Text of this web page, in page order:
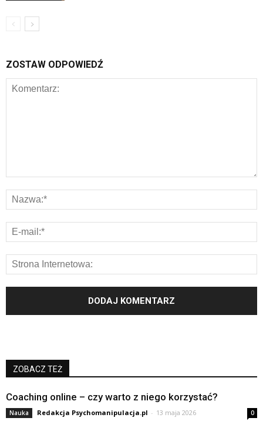
ZOSTAW ODPOWIEDŹ
ZOBACZ TEŻ
Coaching online – czy warto z niego korzystać?
Nauka Redakcja Psychomanipulacja.pl - 13 maja 2026 0